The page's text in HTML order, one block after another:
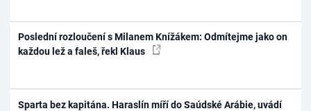
Poslední rozloučení s Milanem Knížákem: Odmítejme jako on
každou lež a faleš, řekl Klaus
Sparta bez kapitána. Haraslín míří do Saúdské Arábie, uvádí